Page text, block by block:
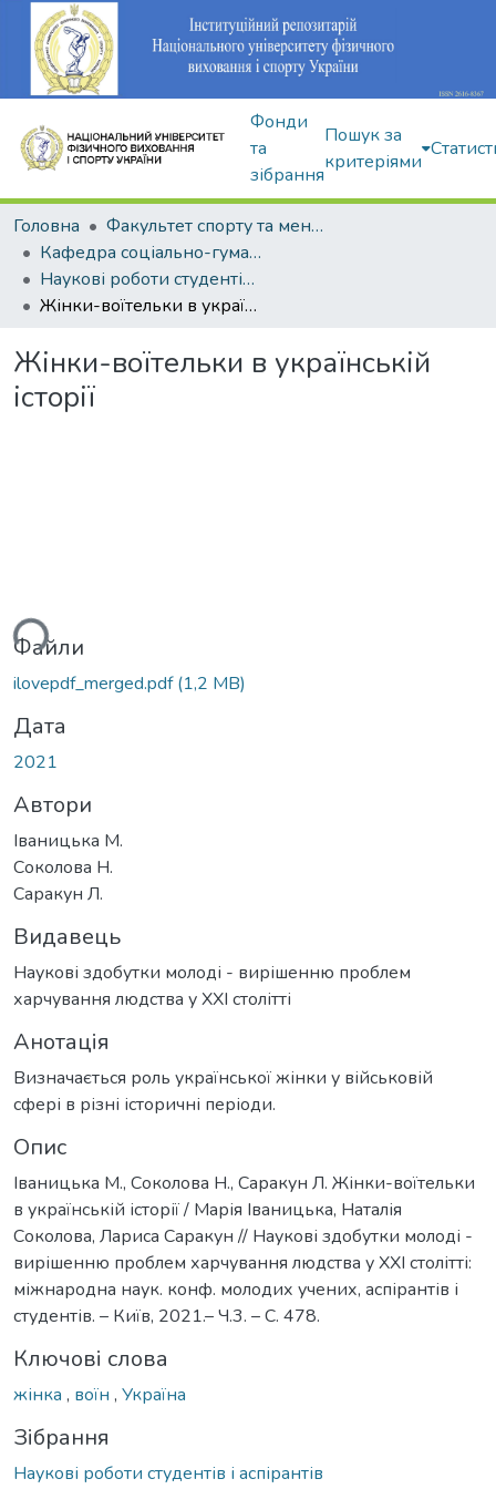
Фонди
та
зібрання
Пошук за
критеріями
Головна
Факультет спорту та менеджменту
Кафедра соціально-гуманітарних дисциплін
Наукові роботи студентів і аспірантів
Жінки-воїтельки в українській історії
Жінки-воїтельки в українській
історії
Файли
ilovepdf_merged.pdf(1,2 MB)
Дата
2021
Автори
Іваницька М.
Соколова Н.
Саракун Л.
Видавець
Наукові здобутки молоді - вирішенню проблем
харчування людства у ХХІ столітті
Анотація
Визначається роль української жінки у військовій
сфері в різні історичні періоди.
Опис
Іваницька М., Соколова Н., Саракун Л. Жінки-воїтельки
в українській історії / Марія Іваницька, Наталія
Соколова, Лариса Саракун // Наукові здобутки молоді -
вирішенню проблем харчування людства у ХХІ столітті:
міжнародна наук. конф. молодих учених, аспірантів і
студентів. – Київ, 2021.– Ч.3. – С. 478.
Ключові слова
жінка , воїн , Україна
Зібрання
Наукові роботи студентів і аспірантів